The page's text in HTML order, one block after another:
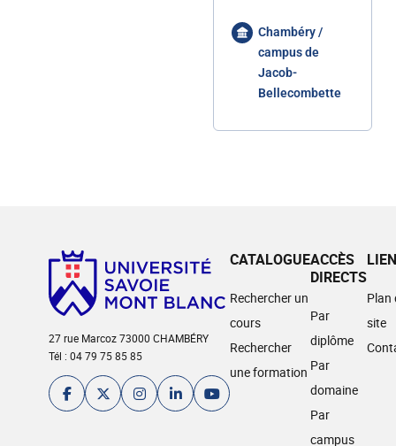
Chambéry /
campus de
Jacob-
Bellecombette
27 rue Marcoz 73000 CHAMBÉRY
Tél : 04 79 75 85 85
CATALOGUE
Rechercher un
cours
Rechercher
une formation
ACCÈS
DIRECTS
Par
diplôme
Par
domaine
Par
campus
Plan
site